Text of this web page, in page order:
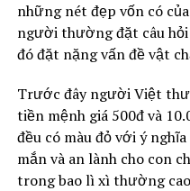
những nét đẹp vốn có
người thường đặt câu hỏi
đó đặt nặng vấn đề vật
Trước đây người Việt
tiền mệnh giá 500đ và
đều có màu đỏ với ý
mắn và an lành cho con
trong bao lì xì thường